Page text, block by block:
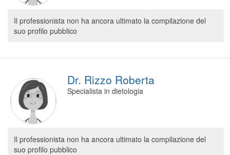
Il professionista non ha ancora ultimato la compilazione del
suo profilo pubblico
Dr. Rizzo Roberta
Specialista in dietologia
Il professionista non ha ancora ultimato la compilazione del
suo profilo pubblico